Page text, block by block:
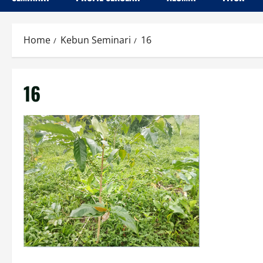
Home Kebun Seminari 16
16